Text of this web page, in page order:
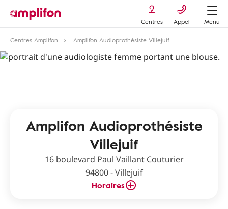
Centres Appel
Menu
Centres Amplifon
Amplifon Audioprothésiste Villejuif
Amplifon Audioprothésiste
Villejuif
16 boulevard Paul Vaillant Couturier
94800 - Villejuif
Horaires